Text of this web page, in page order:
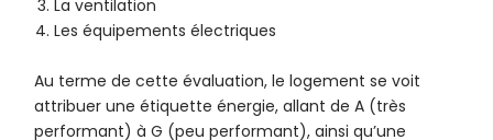
La ventilation
Les équipements électriques
Au terme de cette évaluation, le logement se voit
attribuer une étiquette énergie, allant de A (très
performant) à G (peu performant), ainsi qu’une